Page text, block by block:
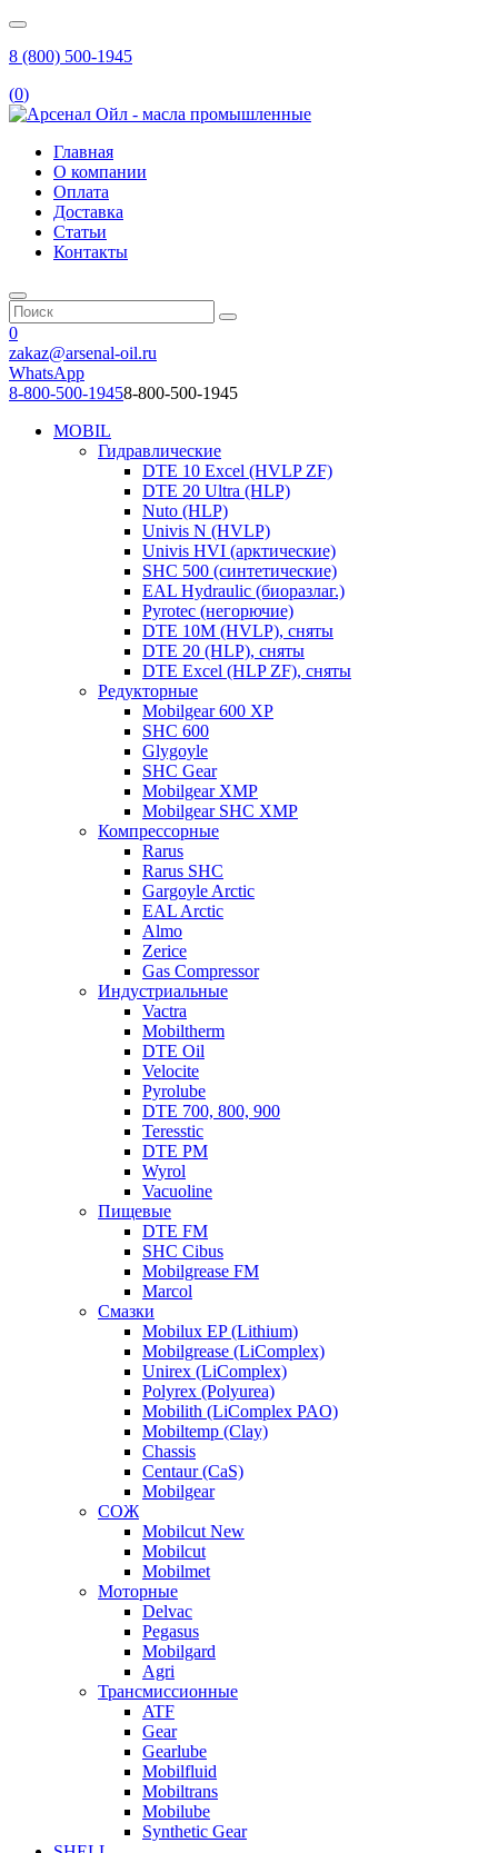
8 (800) 500-1945
(0)
Главная
О компании
Оплата
Доставка
Статьи
Контакты
0
zakaz@arsenal-oil.ru
WhatsApp
8-800-500-19458-800-500-1945
MOBIL
Гидравлические
DTE 10 Excel (HVLP ZF)
DTE 20 Ultra (HLP)
Nuto (HLP)
Univis N (HVLP)
Univis HVI (арктические)
SHC 500 (синтетические)
EAL Hydraulic (биоразлаг.)
Pyrotec (негорючие)
DTE 10M (HVLP), сняты
DTE 20 (HLP), сняты
DTE Excel (HLP ZF), сняты
Редукторные
Mobilgear 600 XP
SHC 600
Glygoyle
SHC Gear
Mobilgear XMP
Mobilgear SHC XMP
Компрессорные
Rarus
Rarus SHC
Gargoyle Arctic
EAL Arctic
Almo
Zerice
Gas Compressor
Индустриальные
Vactra
Mobiltherm
DTE Oil
Velocite
Pyrolube
DTE 700, 800, 900
Teresstic
DTE PM
Wyrol
Vacuoline
Пищевые
DTE FM
SHC Cibus
Mobilgrease FM
Marcol
Смазки
Mobilux EP (Lithium)
Mobilgrease (LiComplex)
Unirex (LiComplex)
Polyrex (Polyurea)
Mobilith (LiComplex PAO)
Mobiltemp (Clay)
Chassis
Centaur (CaS)
Mobilgear
СОЖ
Mobilcut New
Mobilcut
Mobilmet
Моторные
Delvac
Pegasus
Mobilgard
Agri
Трансмиссионные
ATF
Gear
Gearlube
Mobilfluid
Mobiltrans
Mobilube
Synthetic Gear